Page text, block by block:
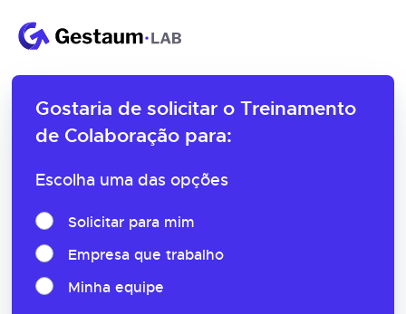
Gostaria de solicitar o Treinamento
de Colaboração para:
Escolha uma das opções
Solicitar para mim
Empresa que trabalho
Minha equipe